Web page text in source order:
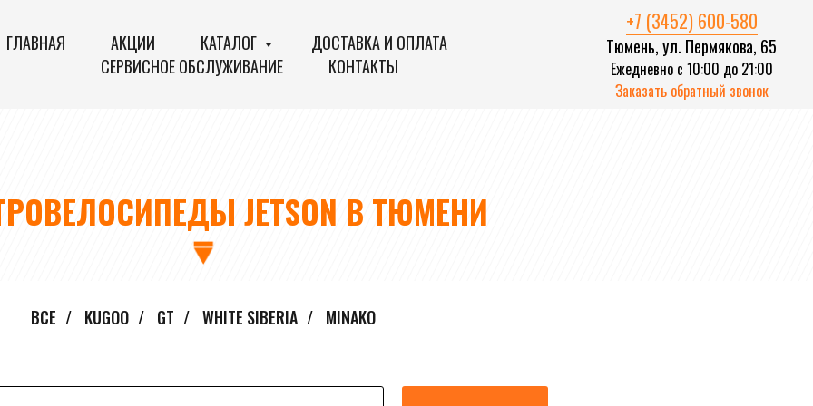
ГЛАВНАЯ АКЦИИ КАТАЛОГ
ДОСТАВКА И ОПЛАТА
СЕРВИСНОЕ ОБСЛУЖИВАНИЕ
КОНТАКТЫ
+7 (3452) 600-580
Тюмень, ул. Пермякова, 65
Ежедневно с 10:00 до 21:00
Заказать обратный звонок
JETSON В ТЮМЕНИ
ВСЕ / KUGOO / GT / WHITE SIBERIA / MINAKO